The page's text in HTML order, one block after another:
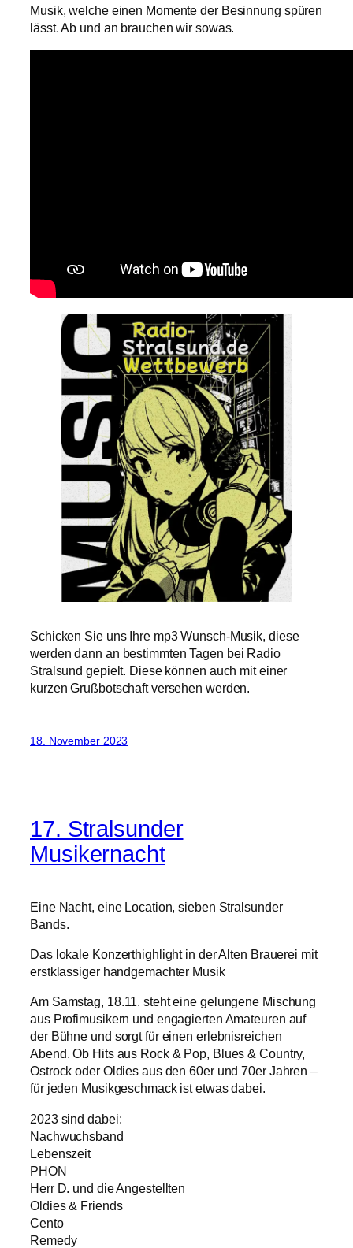
Musik, welche einen Momente der Besinnung spüren
lässt. Ab und an brauchen wir sowas.
Schicken Sie uns Ihre mp3 Wunsch-Musik, diese
werden dann an bestimmten Tagen bei Radio
Stralsund gepielt. Diese können auch mit einer
kurzen Grußbotschaft versehen werden.
18. November 2023
17. Stralsunder
Musikernacht
Eine Nacht, eine Location, sieben Stralsunder
Bands.
Das lokale Konzerthighlight in der Alten Brauerei mit
erstklassiger handgemachter Musik
Am Samstag, 18.11. steht eine gelungene Mischung
aus Profimusikern und engagierten Amateuren auf
der Bühne und sorgt für einen erlebnisreichen
Abend. Ob Hits aus Rock & Pop, Blues & Country,
Ostrock oder Oldies aus den 60er und 70er Jahren –
für jeden Musikgeschmack ist etwas dabei.
2023 sind dabei:
Nachwuchsband
Lebenszeit
PHON
Herr D. und die Angestellten
Oldies & Friends
Cento
Remedy